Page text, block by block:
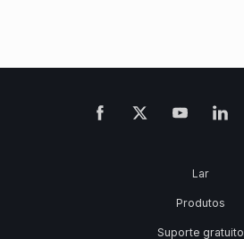
Lar
Produtos
Suporte gratuito